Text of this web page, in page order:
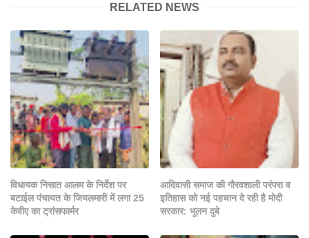
RELATED NEWS
विधायक निसात आलम के निर्देश पर
बटाईल पंचायत के जियलमारी में लगा 25
केवीए का ट्रांसफार्मर
आदिवासी समाज की गौरवशाली परंपरा व
इतिहास को नई पहचान दे रही है मोदी
सरकार: भूलन दुबे